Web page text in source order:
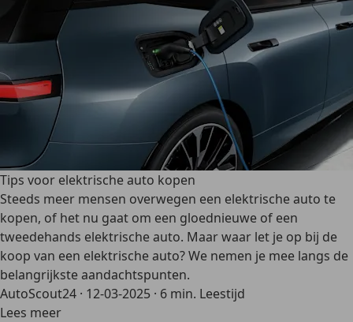
Tips voor elektrische auto kopen
Steeds meer mensen overwegen een elektrische auto te
kopen, of het nu gaat om een gloednieuwe of een
tweedehands elektrische auto. Maar waar let je op bij de
koop van een elektrische auto? We nemen je mee langs de
belangrijkste aandachtspunten.
AutoScout24 · 12-03-2025 · 6 min. Leestijd
Lees meer